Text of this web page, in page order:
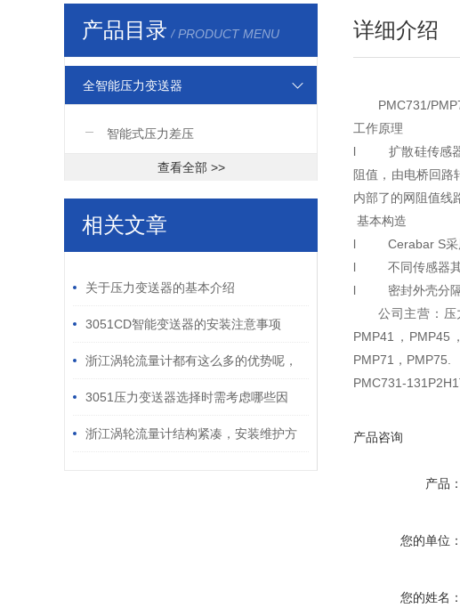
产品目录 / PRODUCT MENU
全智能压力变送器
智能式压力差压
查看全部 >>
相关文章
关于压力变送器的基本介绍
3051CD智能变送器的安装注意事项
浙江涡轮流量计都有这么多的优势呢，
您还不知道
3051压力变送器选择时需考虑哪些因
素？浙江涡轮流量计结构紧凑，安装维护方
详细介绍
PMC731/
工作原理
l 扩散硅传感器：
阻值，由电桥回路
内部了的网阻值线
基本构造
l Cerabar S采用
l 不同传感器其连
l 密封外壳分隔两
公司主营：压
PMP41，PMP45
PMP71，PMP75.
PMC731-
产品咨询
产品：
您的单位：
您的姓名：